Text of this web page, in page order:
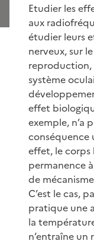
Etudier les
aux
étudier leurs
nerveux, sur
reproduction,
système
effet
exemple, n’a
conséquence
effet, le corps
permanence
de
C’est le cas,
pratique une
la
n’entraîne un